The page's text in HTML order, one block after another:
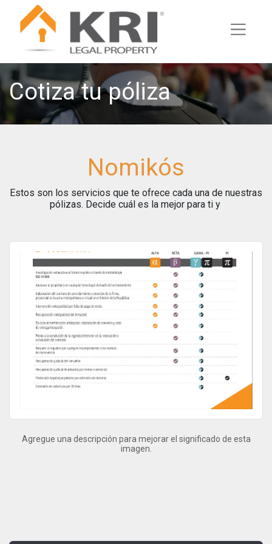
Cotiza tu póliza
Nomikós
Estos son los servicios que te ofrece cada una de nuestras
pólizas. Decide cuál es la mejor para ti y
Agregue una descripción para mejorar el significado de esta
imagen.